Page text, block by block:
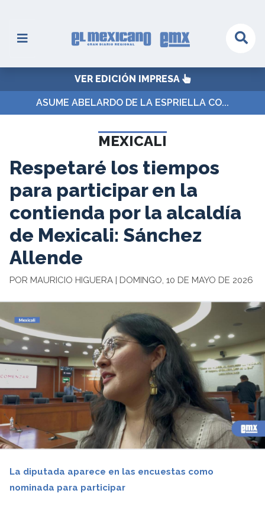
VER EDICIÓN IMPRESA
ASUME ABELARDO DE LA ESPRIELLA CO...
MEXICALI
Respetaré los tiempos
para participar en la
contienda por la alcaldía
de Mexicali: Sánchez
Allende
POR MAURICIO HIGUERA | DOMINGO, 10 DE MAYO DE 2026
La diputada aparece en las encuestas como
nominada para participar